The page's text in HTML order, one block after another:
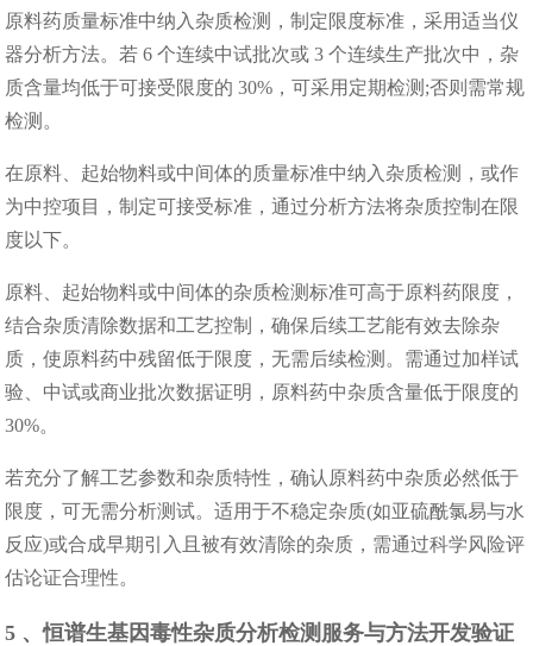
原料药质量标准中纳入杂质检测，制定限度标准，采用适当仪
器分析方法。若 6 个连续中试批次或 3 个连续生产批次中，杂
质含量均低于可接受限度的 30%，可采用定期检测;否则需常规
检测。
在原料、起始物料或中间体的质量标准中纳入杂质检测，或作
为中控项目，制定可接受标准，通过分析方法将杂质控制在限
度以下。
原料、起始物料或中间体的杂质检测标准可高于原料药限度，
结合杂质清除数据和工艺控制，确保后续工艺能有效去除杂
质，使原料药中残留低于限度，无需后续检测。需通过加样试
验、中试或商业批次数据证明，原料药中杂质含量低于限度的
30%。
若充分了解工艺参数和杂质特性，确认原料药中杂质必然低于
限度，可无需分析测试。适用于不稳定杂质(如亚硫酰氯易与水
反应)或合成早期引入且被有效清除的杂质，需通过科学风险评
估论证合理性。
5 、恒谱生基因毒性杂质分析检测服务与方法开发验证